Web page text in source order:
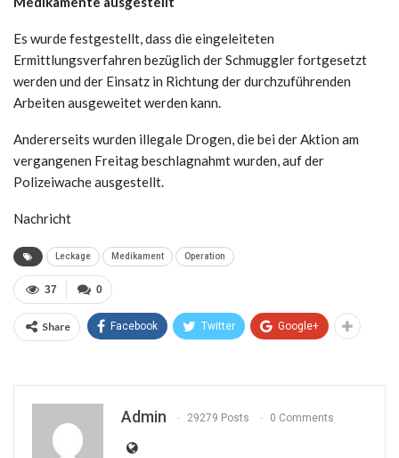
Es wurde festgestellt, dass die eingeleiteten
Ermittlungsverfahren bezüglich der Schmuggler fortgesetzt
werden und der Einsatz in Richtung der durchzuführenden
Arbeiten ausgeweitet werden kann.
Andererseits wurden illegale Drogen, die bei der Aktion am
vergangenen Freitag beschlagnahmt wurden, auf der
Polizeiwache ausgestellt.
Nachricht
Leckage Medikament Operation
0
37
Share Facebook Twitter Google+
Admin 29279 Posts 0 Comments